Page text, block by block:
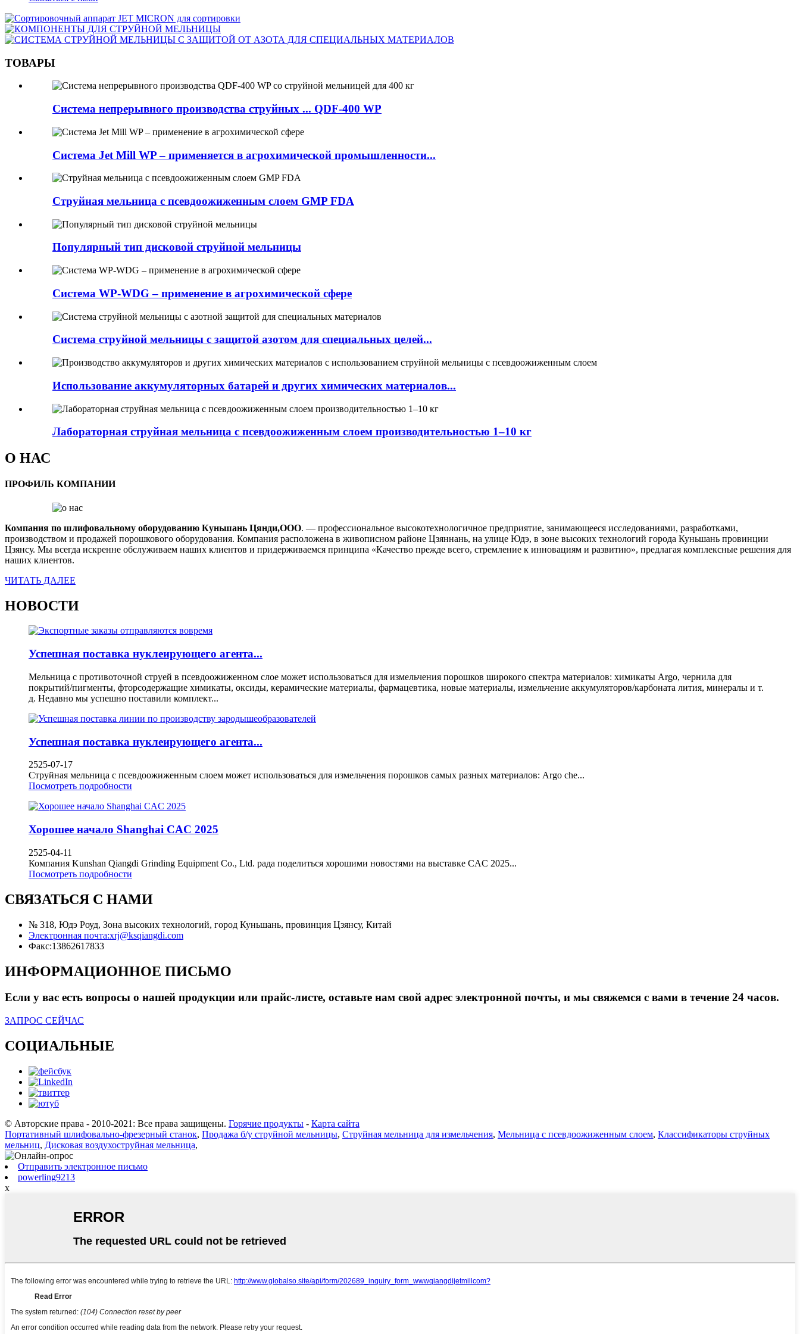
ТОВАРЫ
Система непрерывного производства струйных ... QDF-400 WP
Система Jet Mill WP – применяется в агрохимической промышленности...
Струйная мельница с псевдоожиженным слоем GMP FDA
Популярный тип дисковой струйной мельницы
Система WP-WDG – применение в агрохимической сфере
Система струйной мельницы с защитой азотом для специальных целей...
Использование аккумуляторных батарей и других химических материалов...
Лабораторная струйная мельница с псевдоожиженным слоем производительностью 1–10 кг
О НАС
ПРОФИЛЬ КОМПАНИИ
Компания по шлифовальному оборудованию Куньшань Цянди,ООО. — профессиональное высокотехнологичное предприятие, занимающееся исследованиями, разработками,
производством и продажей порошкового оборудования. Компания расположена в живописном районе Цзяннань, на улице Юдэ, в зоне высоких технологий города Куньшань провинции
Цзянсу. Мы всегда искренне обслуживаем наших клиентов и придерживаемся принципа «Качество прежде всего, стремление к инновациям и развитию», предлагая комплексные решения для
наших клиентов.
ЧИТАТЬ ДАЛЕЕ
НОВОСТИ
Успешная поставка нуклеирующего агента...
Мельница с противоточной струей в псевдоожиженном слое может использоваться для измельчения порошков широкого спектра материалов: химикаты Argo, чернила для
покрытий/пигменты, фторсодержащие химикаты, оксиды, керамические материалы, фармацевтика, новые материалы, измельчение аккумуляторов/карбоната лития, минералы и т.
д. Недавно мы успешно поставили комплект...
Успешная поставка нуклеирующего агента...
2525-07-17
Струйная мельница с псевдоожиженным слоем может использоваться для измельчения порошков самых разных материалов: Argo che...
Посмотреть подробности
Хорошее начало Shanghai CAC 2025
2525-04-11
Компания Kunshan Qiangdi Grinding Equipment Co., Ltd. рада поделиться хорошими новостями на выставке CAC 2025...
Посмотреть подробности
СВЯЗАТЬСЯ С НАМИ
№ 318, Юдэ Роуд, Зона высоких технологий, город Куньшань, провинция Цзянсу, Китай
Электронная почта:xrj@ksqiangdi.com
Факс:13862617833
ИНФОРМАЦИОННОЕ ПИСЬМО
Если у вас есть вопросы о нашей продукции или прайс-листе, оставьте нам свой адрес электронной почты, и мы свяжемся с вами в течение 24 часов.
ЗАПРОС СЕЙЧАС
СОЦИАЛЬНЫЕ
© Авторские права - 2010-2021: Все права защищены. Горячие продукты - Карта сайта
Портативный шлифовально-фрезерный станок, Продажа б/у струйной мельницы, Струйная мельница для измельчения, Мельница с псевдоожиженным слоем, Классификаторы струйных
мельниц, Дисковая воздухоструйная мельница,
Отправить электронное письмо
powerling9213
x